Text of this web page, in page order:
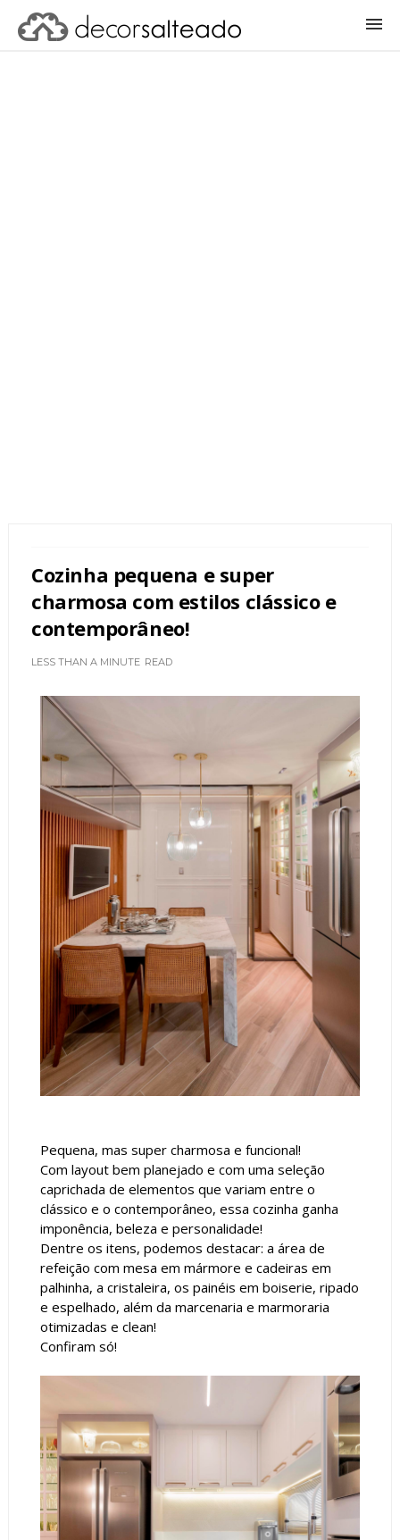
Cozinha pequena e super
charmosa com estilos clássico e
contemporâneo!
LESS THAN A MINUTE READ
Pequena, mas super charmosa e funcional!
Com layout bem planejado e com uma seleção
caprichada de elementos que variam entre o
clássico e o contemporâneo, essa cozinha ganha
imponência, beleza e personalidade!
Dentre os itens, podemos destacar: a área de
refeição com mesa em mármore e cadeiras em
palhinha, a cristaleira, os painéis em boiserie, ripado
e espelhado, além da marcenaria e marmoraria
otimizadas e clean!
Confiram só!